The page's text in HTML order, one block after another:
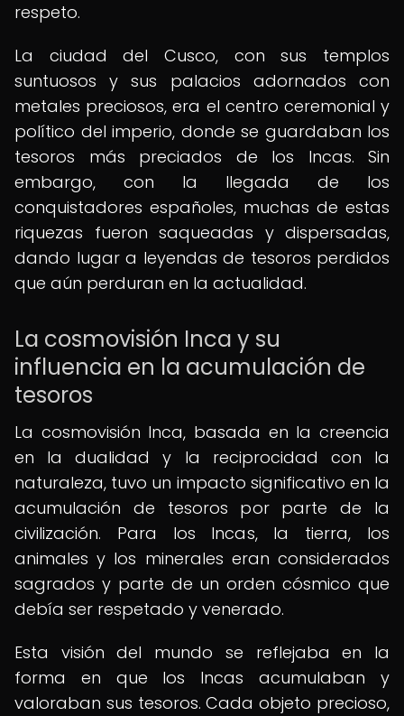
respeto.
La ciudad del Cusco, con sus templos
suntuosos y sus palacios adornados con
metales preciosos, era el centro ceremonial y
político del imperio, donde se guardaban los
tesoros más preciados de los Incas. Sin
embargo, con la llegada de los
conquistadores españoles, muchas de estas
riquezas fueron saqueadas y dispersadas,
dando lugar a leyendas de tesoros perdidos
que aún perduran en la actualidad.
La cosmovisión Inca y su
influencia en la acumulación de
tesoros
La cosmovisión Inca, basada en la creencia
en la dualidad y la reciprocidad con la
naturaleza, tuvo un impacto significativo en la
acumulación de tesoros por parte de la
civilización. Para los Incas, la tierra, los
animales y los minerales eran considerados
sagrados y parte de un orden cósmico que
debía ser respetado y venerado.
Esta visión del mundo se reflejaba en la
forma en que los Incas acumulaban y
valoraban sus tesoros. Cada objeto precioso,